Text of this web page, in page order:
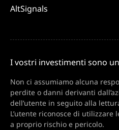
AltSignals
I vostri investimenti sono
Non ci assumiamo alcuna
perdite o danni derivanti
dell’utente in seguito alla
L’utente riconosce di
a proprio rischio e pericolo.